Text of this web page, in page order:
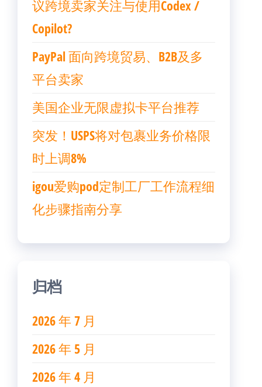
议跨境卖家关注与使用Codex /
Copilot?
PayPal 面向跨境贸易、B2B及多
平台卖家
美国企业无限虚拟卡平台推荐
突发！USPS将对包裹业务价格限
时上调8%
igou爱购pod定制工厂工作流程细
化步骤指南分享
归档
2026 年 7 月
2026 年 5 月
2026 年 4 月